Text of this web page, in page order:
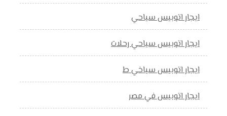
ايجار اتوبيس سياحي
ايجار اتوبيس سياحي رحلات
ايجار اتوبيس سياخي ط
ايجار اتوبيس في مصر